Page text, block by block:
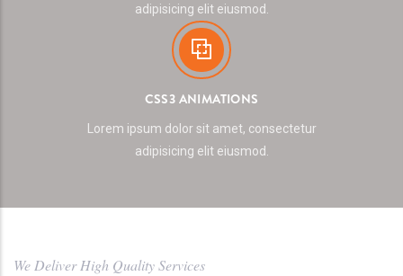
adipisicing elit eiusmod.
CSS3 ANIMATIONS
Lorem ipsum dolor sit amet, consectetur
adipisicing elit eiusmod.
We Deliver High Quality Services